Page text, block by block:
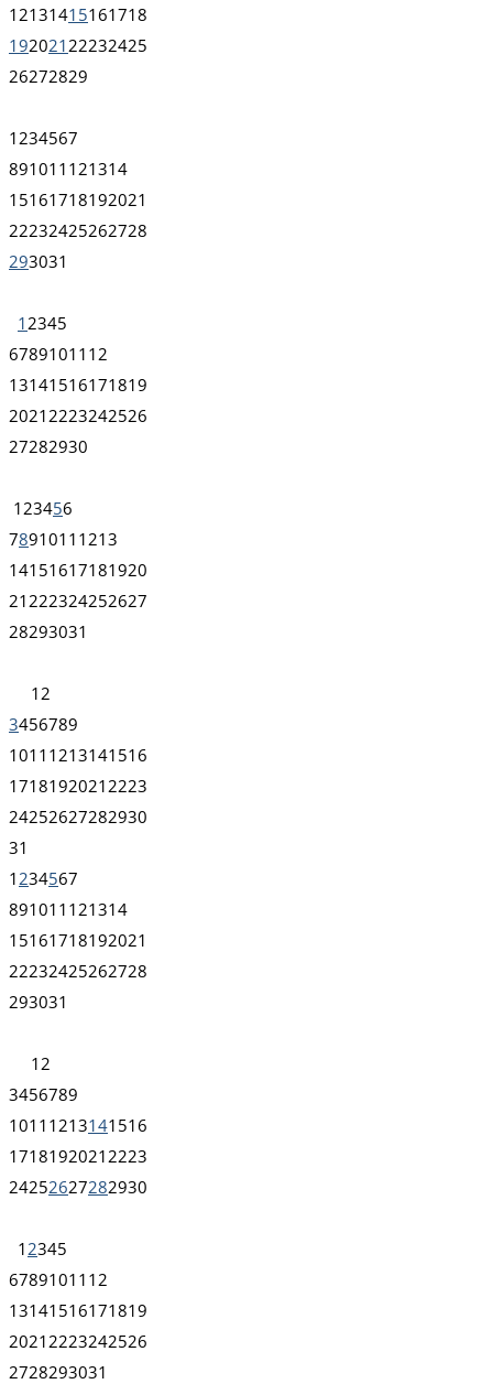
12131415161718
192021 22232425
26272829
1 234567
891011 121314
15161718192021
22232425262728
293031
1 2345
67891011 12
13141516171819
2021 2223242526
27282930
1 23456
7891011 1213
14151617181920
21 222324252627
28293031
1 2
3456789
1011 1213141516
1718192021 2223
24252627282930
31
1 234567
891011 121314
15161718192021
22232425262728
293031
1 2
3456789
1011 1213141516
1718192021 2223
24252627282930
1 2345
67891011 12
13141516171819
2021 2223242526
2728293031